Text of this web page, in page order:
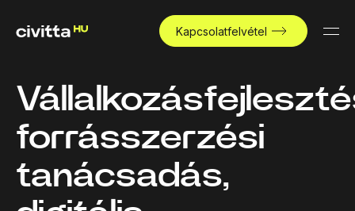
Kapcsolatfelvétel
forrásszerzési
tanácsadás,